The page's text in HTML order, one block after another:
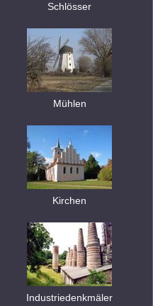
Schlösser
Mühlen
Kirchen
Industriedenkmäler